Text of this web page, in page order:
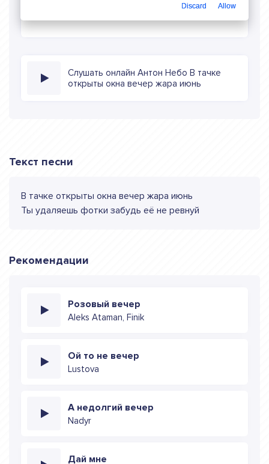
кбитс) бесплатно или слушать музыку в режиме онлайн
Слушать онлайн Антон Небо В тачке
открыты окна вечер жара июнь
Текст песни
В тачке открыты окна вечер жара июнь
Ты удаляешь фотки забудь её не ревнуй
Рекомендации
Розовый вечер
Aleks Ataman, Finik
Ой то не вечер
Lustova
А недолгий вечер
Nadyr
Дай мне
Discard Allow